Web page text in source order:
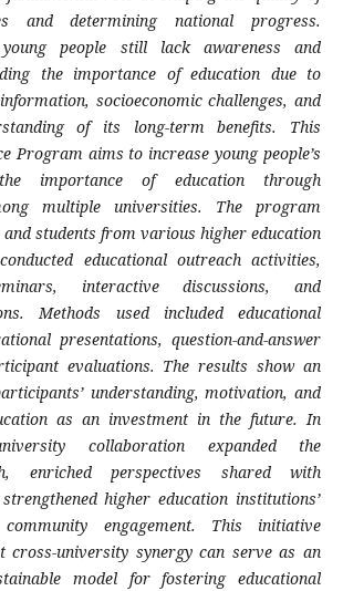
and determining national progress.
people still lack awareness and
the importance of education due to
socioeconomic challenges, and
of its long-term benefits. This
Program aims to increase young people’s
importance of education through
multiple universities. The program
students from various higher education
educational outreach activities,
interactive discussions, and
Methods used included educational
presentations, question-and-answer
evaluations. The results show an
understanding, motivation, and
as an investment in the future. In
collaboration expanded the
enriched perspectives shared with
higher education institutions’
engagement. This initiative
cross-university synergy can serve as an
model for fostering educational